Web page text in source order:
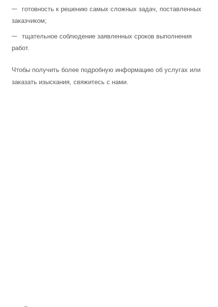
готовность к решению самых сложных задач, поставленных
заказчиком;
тщательное соблюдение заявленных сроков выполнения
работ.
Чтобы получить более подробную информацию об услугах или
заказать изыскания, свяжитесь с нами.